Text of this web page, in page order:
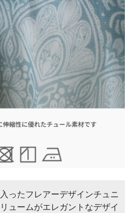
ったフレアーデザインチュニ
ュームがエレガントなデザイ